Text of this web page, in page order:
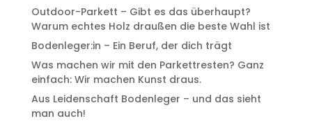
Outdoor-Parkett – Gibt es das überhaupt?
Warum echtes Holz draußen die beste Wahl ist
Bodenleger:in – Ein Beruf, der dich trägt
Was machen wir mit den Parkettresten? Ganz
einfach: Wir machen Kunst draus.
Aus Leidenschaft Bodenleger – und das sieht
man auch!